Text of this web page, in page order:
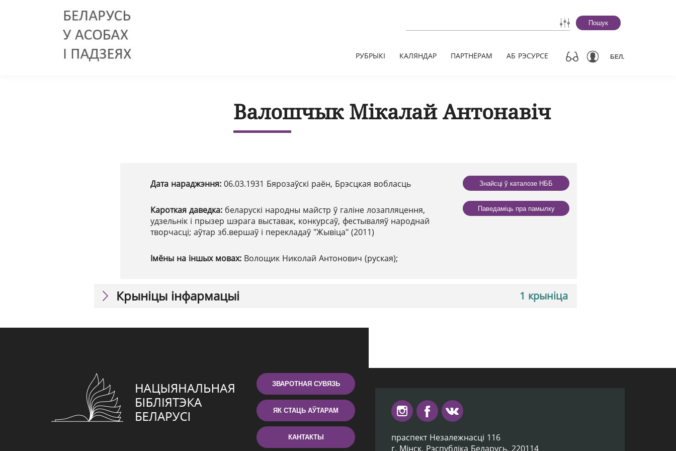
Пошук
РУБРЫКІ КАЛЯНДАР ПАРТНЁРАМ АБ РЭСУРСЕ БЕЛ.
Валошчык Мікалай Антонавіч
Дата нараджэння: 06.03.1931 Бярозаўскі раён, Брэсцкая вобласць
Кароткая даведка: беларускі народны майстр ў галіне лозапляцення,
удзельнік і прызер шэрага выставак, конкурсаў, фестываляў народнай
творчасці; аўтар зб.вершаў і перекладаў "Жывіца" (2011)
Імёны на іншых мовах: Волощик Николай Антонович (руская);
Знайсці ў каталозе НББ
Паведаміць пра памылку
1 крыніца
Крыніцы інфармацыі
ЗВАРОТНАЯ СУВЯЗЬ
ЯК СТАЦЬ АЎТАРАМ
КАНТАКТЫ
праспект Незалежнасці 116
г. Мiнск, Рэспубліка Беларусь, 220114